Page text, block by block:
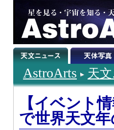
AstroArts 天
【イベント
で世界天文